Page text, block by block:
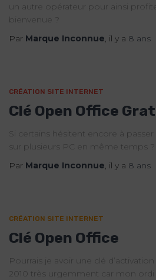
un autre opérateur pour ainsi
bienvenue ?
Par Marque Inconnue, il y a 8 ans
CRÉATION SITE INTERNET
Clé Open Office
Si certains hésitent encore à
sur plusieurs PC en même temps ?
Par Marque Inconnue, il y a 8 ans
CRÉATION SITE INTERNET
Clé Open Office
Pourrais je avoir une clé
2010 très urgemment car mon ordi